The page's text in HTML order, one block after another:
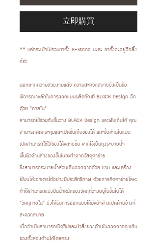
立即購買
** แค่กระเป๋าไม่รวมขาตั้ง X-Stand นะคะ ขาตั้งจะอยู่อีกลิ้ง
ก์ค่ะ
นอกจากความสวยงามแล้ว ความสะดวกสบายยังเป็นข้อ
พิจารณาหลักในการออกแบบผลิตภัณฑ์ BLACK Design อีก
ด้วย "ภายใน"
สามารถใช้ร่วมกับชั้นวาง BLACK Design และพับเก็บได้ คุณ
สามารถติดกระดุมและเปิดชั้นเก็บของได้ และชั้นด้านในแบบ
เปิดสามารถใช้ใส่ของได้หลายชิ้น หากใช้เป็นถุงระบายน้ำ
พื้นผิวด้านล่างของชั้นในจะทำจากวัสดุตาข่าย
ซึ่งสามารถระบายน้ำส่วนเกินออกจากถ้วย ชาม และเครื่อง
ใช้บนโต๊ะอาหารได้อย่างมีประสิทธิภาพ ด้วยการติดตาข่ายโลหะ
ทำให้สามารถแบ่งปันน้ำหนักของวัตถุที่วางอยู่ในชั้นในได้
"วัตถุภายใน" ยังได้รับการออกแบบให้มีหน้าต่างเปิดด้านข้างที่
สะดวกสบาย
เมื่อจำเป็นสามารถเปิดซิปและนำสิ่งของด้านในออกจากถุงเก็บ
ของทั้งสองด้านได้โดยตรง